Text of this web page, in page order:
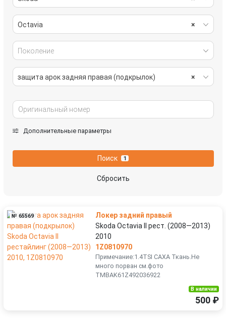
×
Octavia
Поколение
×
защита арок задняя правая (подкрылок)
Дополнительные параметры
Поиск 1
Сбросить
№ 65569
Локер задний правый
Skoda Octavia II рест. (2008—2013)
2010
1Z0810970
Примечание:1.4TSI CAXA Ткань.Не
много порван см.фото
TMBAK61Z492036922
В наличии
500 ₽